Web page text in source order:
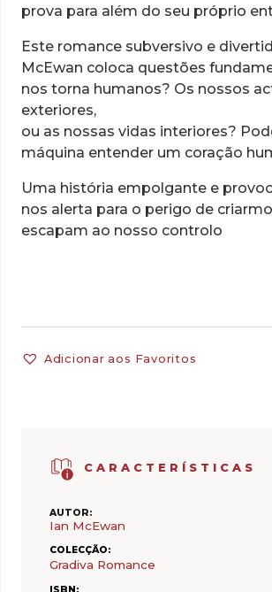
CARACTERÍSTICAS
AUTOR:
Ian McEwan
COLECÇÃO:
Gradiva Romance
prova para além do seu próprio
Este romance subversivo e
McEwan coloca questões
nos torna humanos? Os nossos
exteriores,
ou as nossas vidas interiores?
máquina entender um coração
Uma história empolgante e
nos alerta para o perigo de
escapam ao nosso controlo
Adicionar aos Favoritos